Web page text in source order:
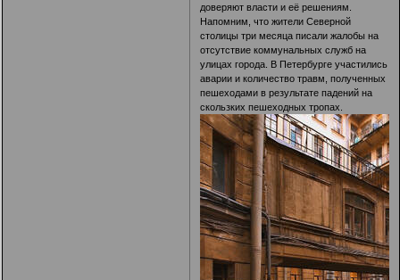
доверяют власти и её решениям.
Напомним, что жители Северной
столицы три месяца писали жалобы на
отсутствие коммунальных служб на
улицах города. В Петербурге участились
аварии и количество травм, полученных
пешеходами в результате падений на
скользких пешеходных тропах.